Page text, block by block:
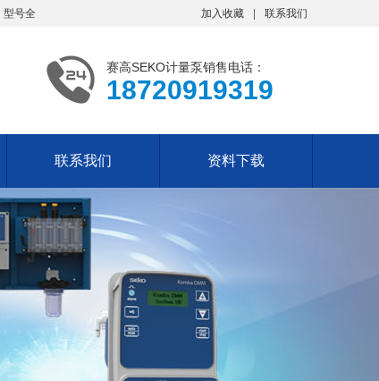
型号全 加入收藏 联系我们
赛高SEKO计量泵销售电话：
18720919319
联系我们 资料下载